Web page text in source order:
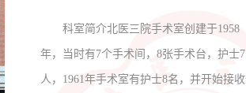
科室简介北医三院手术室创建于1958
年，当时有7个手术间，8张手术台，护士7
人，1961年手术室有护士8名，并开始接